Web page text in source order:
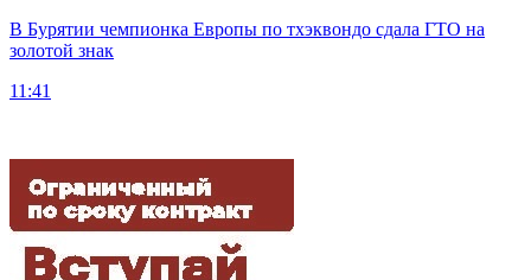
В Бурятии чемпионка Европы по тхэквондо сдала ГТО на
золотой знак
11:41